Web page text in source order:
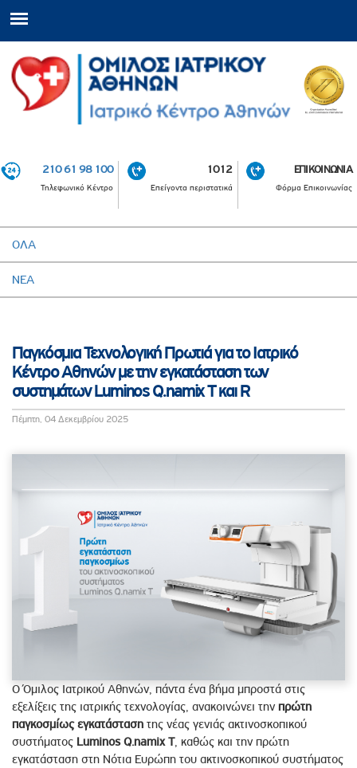
210 61 98 100
Τηλεφωνικό Κέντρο
1012
Επείγοντα περιστατικά
ΕΠΙΚΟΙΝΩΝΙΑ
Φόρμα Επικοινωνίας
ΟΛΑ
ΝΕΑ
Παγκόσμια Τεχνολογική Πρωτιά για το Ιατρικό
Κέντρο Αθηνών με την εγκατάσταση των
συστημάτων Luminos Q.namix T και R
Πέμπτη, 04 Δεκεμβρίου 2025
Ο Όμιλος Ιατρικού Αθηνών, πάντα ένα βήμα μπροστά στις
εξελίξεις της ιατρικής τεχνολογίας, ανακοινώνει την πρώτη
παγκοσμίως εγκατάσταση της νέας γενιάς ακτινοσκοπικού
συστήματος Luminos Q.namix T, καθώς και την πρώτη
εγκατάσταση στη Νότια Ευρώπη του ακτινοσκοπικού συστήματος